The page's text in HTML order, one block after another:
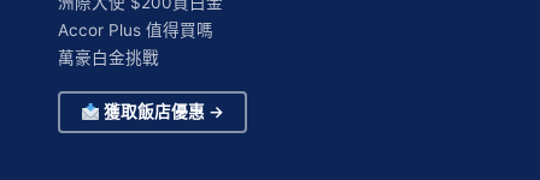
Accor Plus 值得買嗎
萬豪白金挑戰
獲取飯店優惠 →